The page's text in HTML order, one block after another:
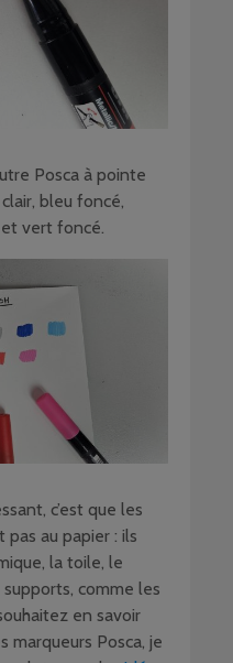
Posca à pointe
bleu foncé,
et vert foncé.
c’est que les
pas au papier : ils
la toile, le
comme les
en savoir
marqueurs Posca, je